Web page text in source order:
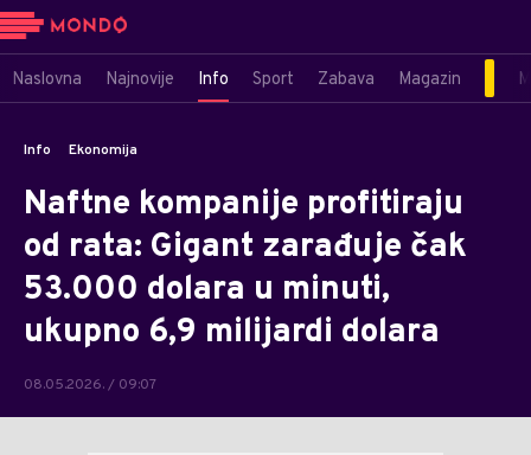
Naslovna Najnovije Info Sport Zabava Magazin
Info Ekonomija
Naftne kompanije profitiraju
od rata: Gigant zarađuje čak
53.000 dolara u minuti,
ukupno 6,9 milijardi dolara
08.05.2026. / 09:07